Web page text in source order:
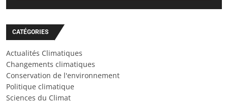
CATÉGORIES
Actualités Climatiques
Changements climatiques
Conservation de l'environnement
Politique climatique
Sciences du Climat